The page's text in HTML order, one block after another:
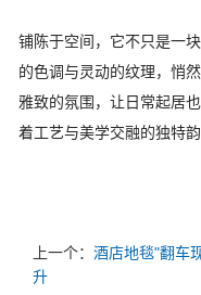
铺陈于空间，它不只是一
的色调与灵动的纹理，悄
雅致的氛围，让日常起居
着工艺与美学交融的独特韵
上一个： 酒店地毯"翻车
升